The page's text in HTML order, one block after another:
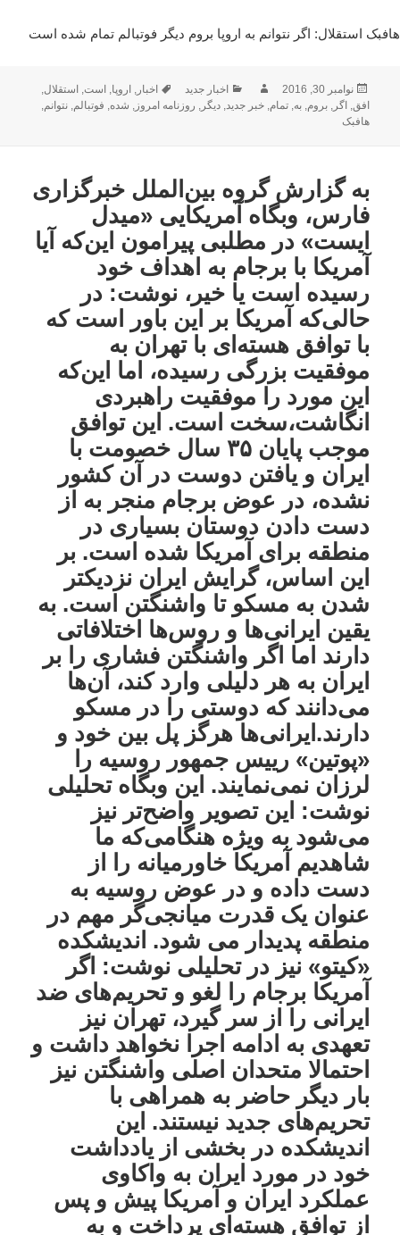
هافبک استقلال: اگر نتوانم به اروپا بروم دیگر فوتبالم تمام شده است
ارسال
شده
در
نوامبر 30, 2016 نویسندهدسته‌ها
اخبار جدید برچسب‌ها
اخبار, اروپا, است, استقلال,
افق, اگر,بروم,به,تمام,خبر جدید,دیگر, روزنامه امروز, شده, فوتبالم,نتوانم,
هافبک
به گزارش گروه بین‌الملل خبرگزاری
فارس، وبگاه آمریکایی «میدل
ایست» در مطلبی پیرامون این‌که آیا
آمریکا با برجام به اهداف خود
رسیده است یا خیر، نوشت: در
حالی‌که آمریکا بر این باور است که
با توافق هسته‌ای با تهران به
موفقیت بزرگی رسیده، اما این‌که
این مورد را موفقیت راهبردی
انگاشت،سخت است. این توافق
موجب پایان ۳۵ سال خصومت با
ایران و یافتن دوست در آن کشور
نشده، در عوض برجام منجر به از
دست دادن دوستان بسیاری در
منطقه برای آمریکا شده است. بر
این اساس، گرایش ایران نزدیکتر
شدن به مسکو تا واشنگتن است. به
یقین ایرانی‌ها و روس‌ها اختلافاتی
دارند اما اگر واشنگتن فشاری را بر
ایران به هر دلیلی وارد کند، آن‌ها
می‌دانند که دوستی را در مسکو
دارند.ایرانی‌ها هرگز پل بین خود و
«پوتین» رییس جمهور روسیه را
لرزان نمی‌نمایند. این وبگاه تحلیلی
نوشت: این تصویر واضح‌تر نیز
می‌شود به ویژه هنگامی‌که ما
شاهدیم آمریکا خاورمیانه را از
دست داده و در عوض روسیه به
عنوان یک قدرت میانجی‌گر مهم در
منطقه پدیدار می شود. اندیشکده
«کیتو» نیز در تحلیلی نوشت: اگر
آمریکا برجام را لغو و تحریم‌های ضد
ایرانی را از سر گیرد، تهران نیز
تعهدی به ادامه اجرا نخواهد داشت و
احتمالا متحدان اصلی واشنگتن نیز
بار دیگر حاضر به همراهی با
تحریم‌های جدید نیستند. این
اندیشکده در بخشی از یادداشت
خود در مورد ایران به واکاوی
عملکرد ایران و آمریکا پیش و پس
از توافق هسته‌ای پرداخت و به